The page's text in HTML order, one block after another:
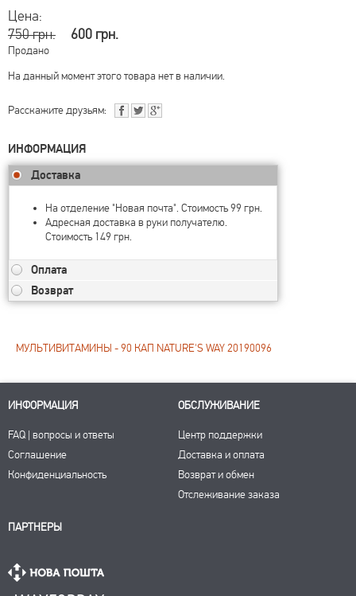
Цена:
750 грн.
600 грн.
Продано
На данный момент этого товара нет в наличии.
Расскажите друзьям:
ИНФОРМАЦИЯ
Доставка
На отделение "Новая почта". Стоимость 99 грн.
Адресная доставка в руки получателю.
Стоимость 149 грн.
Оплата
Возврат
МУЛЬТИВИТАМИНЫ - 90 КАП NATURE'S WAY 20190096
ИНФОРМАЦИЯ
FAQ | вопросы и ответы
Соглашение
Конфиденциальность
ОБСЛУЖИВАНИЕ
Центр поддержки
Доставка и оплата
Возврат и обмен
Отслеживание заказа
ПАРТНЕРЫ